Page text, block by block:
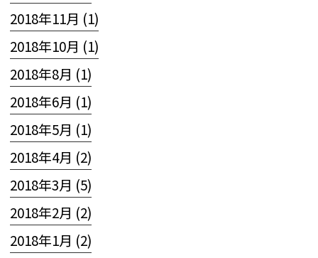
2018年11月 (1)
2018年10月 (1)
2018年8月 (1)
2018年6月 (1)
2018年5月 (1)
2018年4月 (2)
2018年3月 (5)
2018年2月 (2)
2018年1月 (2)